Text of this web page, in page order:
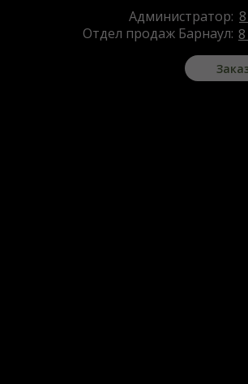
Администратор:
Отдел продаж Барнаул: